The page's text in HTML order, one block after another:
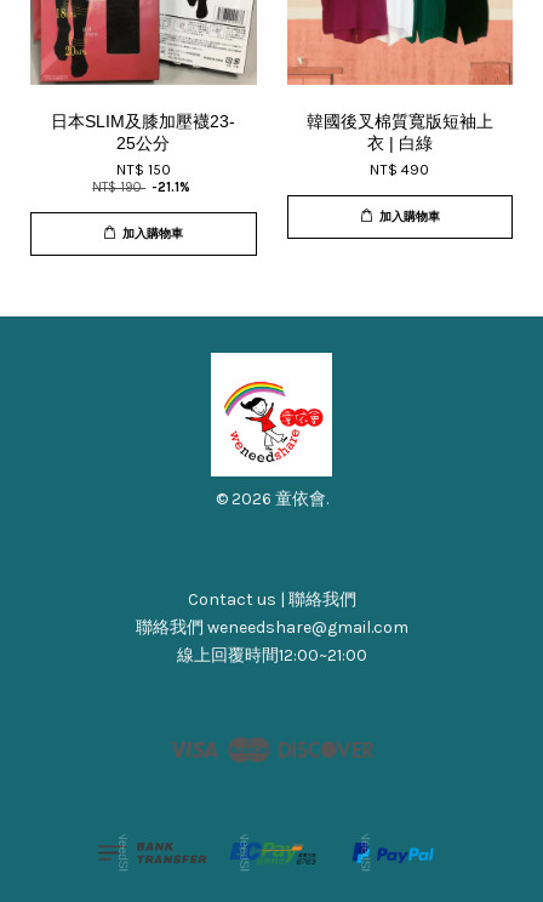
日本SLIM及膝加壓襪23-
25公分
NT$ 150
NT$ 190 -21.1%
加入購物車
韓國後叉棉質寬版短袖上
衣 | 白綠
NT$ 490
加入購物車
© 2026 童依會.
Contact us | 聯絡我們
聯絡我們 weneedshare@gmail.com
線上回覆時間12:00~21:00
Visa Master